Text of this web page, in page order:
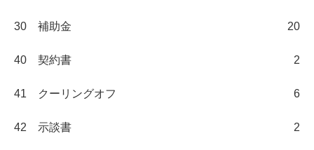
30 補助金 20
40 契約書 2
41 クーリングオフ 6
42 示談書 2